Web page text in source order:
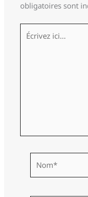
obligatoires sont
Écrivez
ici…